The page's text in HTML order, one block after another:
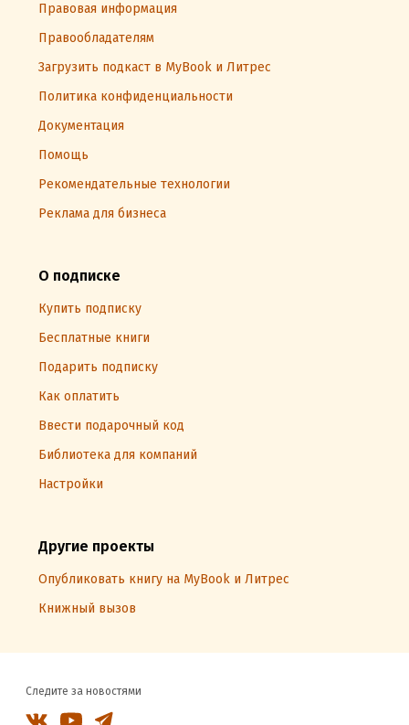
Правовая информация
Правообладателям
Загрузить подкаст в MyBook и Литрес
Политика конфиденциальности
Документация
Помощь
Рекомендательные технологии
Реклама для бизнеса
О подписке
Купить подписку
Бесплатные книги
Подарить подписку
Как оплатить
Ввести подарочный код
Библиотека для компаний
Настройки
Другие проекты
Опубликовать книгу на MyBook и Литрес
Книжный вызов
Следите за новостями